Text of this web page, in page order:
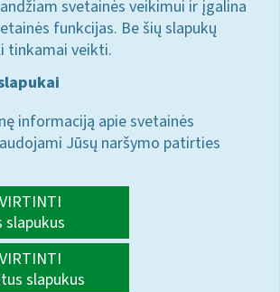
svetainės veikimui ir įgalina
funkcijas. Be šių slapukų
tinkamai veikti.
informaciją apie svetainės
Jūsų naršymo patirties
slapukus
slapukus